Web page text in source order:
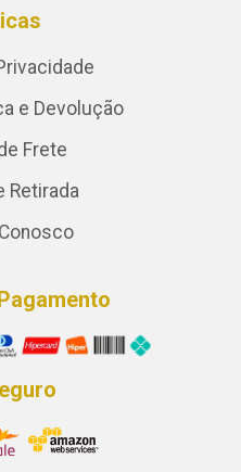
e Devolução
Frete
Retirada